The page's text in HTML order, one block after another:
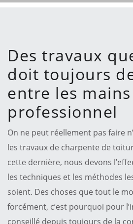
Des travaux
doit toujours
entre les mains
professionnel
On ne peut réellement pas faire
les travaux de charpente de
cette dernière, nous devons
les techniques et les méthodes
soient. Des choses que tout le
forcément, c’est pourquoi pour
conseillé depuis toujours de la